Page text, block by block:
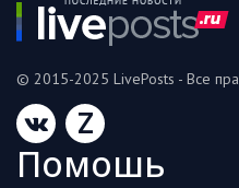
© 2015-2025 LivePosts - Все
Z
Помошь